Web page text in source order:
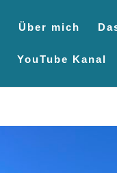
Über mich
YouTube Kanal